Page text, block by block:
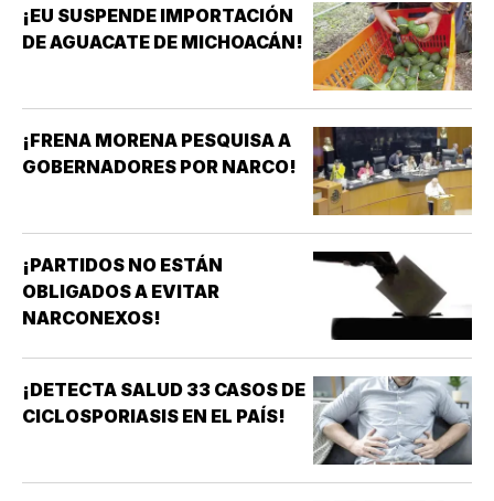
¡EU SUSPENDE IMPORTACIÓN
DE AGUACATE DE MICHOACÁN!
¡FRENA MORENA PESQUISA A
GOBERNADORES POR NARCO!
¡PARTIDOS NO ESTÁN
OBLIGADOS A EVITAR
NARCONEXOS!
¡DETECTA SALUD 33 CASOS DE
CICLOSPORIASIS EN EL PAÍS!